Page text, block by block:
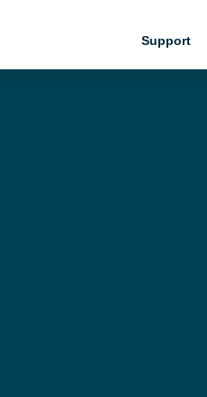
Support